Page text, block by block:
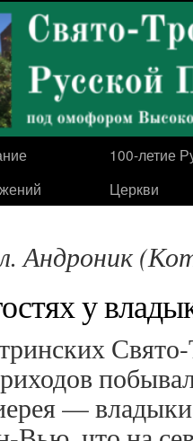
100-летие
Церкви
Андроник
у
—